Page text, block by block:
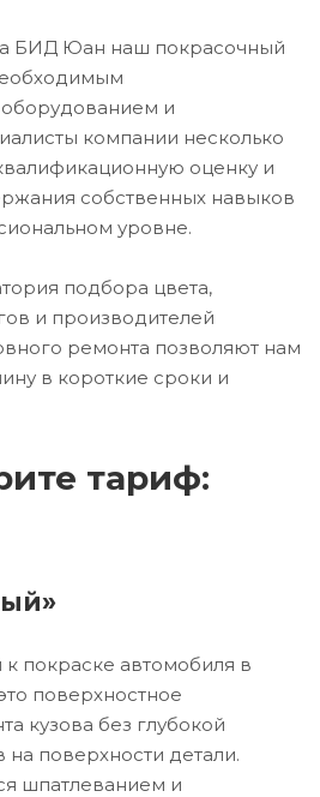
БИД Юан наш покрасочный
и
компании несколько
оценку и
собственных навыков
уровне.
подбора цвета,
и производителей
ремонта позволяют нам
в короткие сроки и
тариф:
покраске автомобиля в
поверхностное
кузова без глубокой
поверхности детали.
шпатлеванием и